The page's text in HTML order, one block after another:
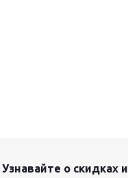
Узнавайте о скидках и